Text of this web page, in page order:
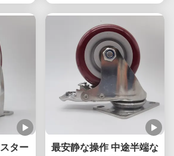
用
ター
最安静な操作 中途半端な